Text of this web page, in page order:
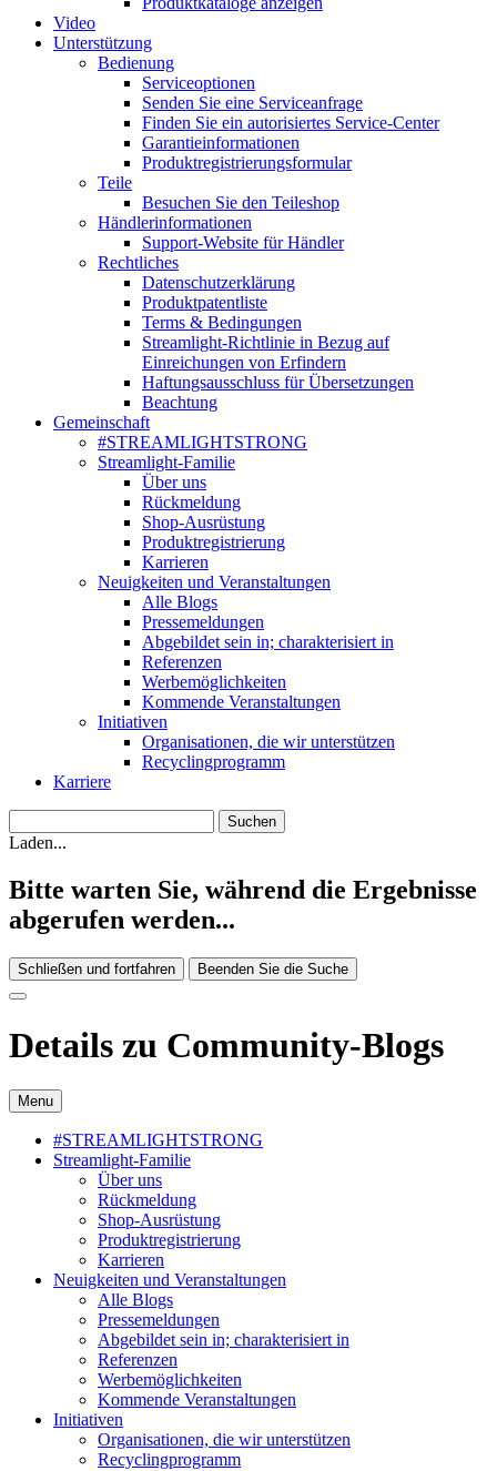
Video
Unterstützung
Bedienung
Serviceoptionen
Senden Sie eine Serviceanfrage
Finden Sie ein autorisiertes Service-Center
Garantieinformationen
Produktregistrierungsformular
Teile
Besuchen Sie den Teileshop
Händlerinformationen
Support-Website für Händler
Rechtliches
Datenschutzerklärung
Produktpatentliste
Terms & Bedingungen
Streamlight-Richtlinie in Bezug auf
Einreichungen von Erfindern
Haftungsausschluss für Übersetzungen
Beachtung
Gemeinschaft
#STREAMLIGHTSTRONG
Streamlight-Familie
Über uns
Rückmeldung
Shop-Ausrüstung
Produktregistrierung
Karrieren
Neuigkeiten und Veranstaltungen
Alle Blogs
Pressemeldungen
Abgebildet sein in; charakterisiert in
Referenzen
Werbemöglichkeiten
Kommende Veranstaltungen
Initiativen
Organisationen, die wir unterstützen
Recyclingprogramm
Karriere
Laden...
Bitte warten Sie, während die Ergebnisse
abgerufen werden...
Schließen und fortfahren Beenden Sie die Suche
Details zu Community-Blogs
Menu
#STREAMLIGHTSTRONG
Streamlight-Familie
Über uns
Rückmeldung
Shop-Ausrüstung
Produktregistrierung
Karrieren
Neuigkeiten und Veranstaltungen
Alle Blogs
Pressemeldungen
Abgebildet sein in; charakterisiert in
Referenzen
Werbemöglichkeiten
Kommende Veranstaltungen
Initiativen
Organisationen, die wir unterstützen
Recyclingprogramm